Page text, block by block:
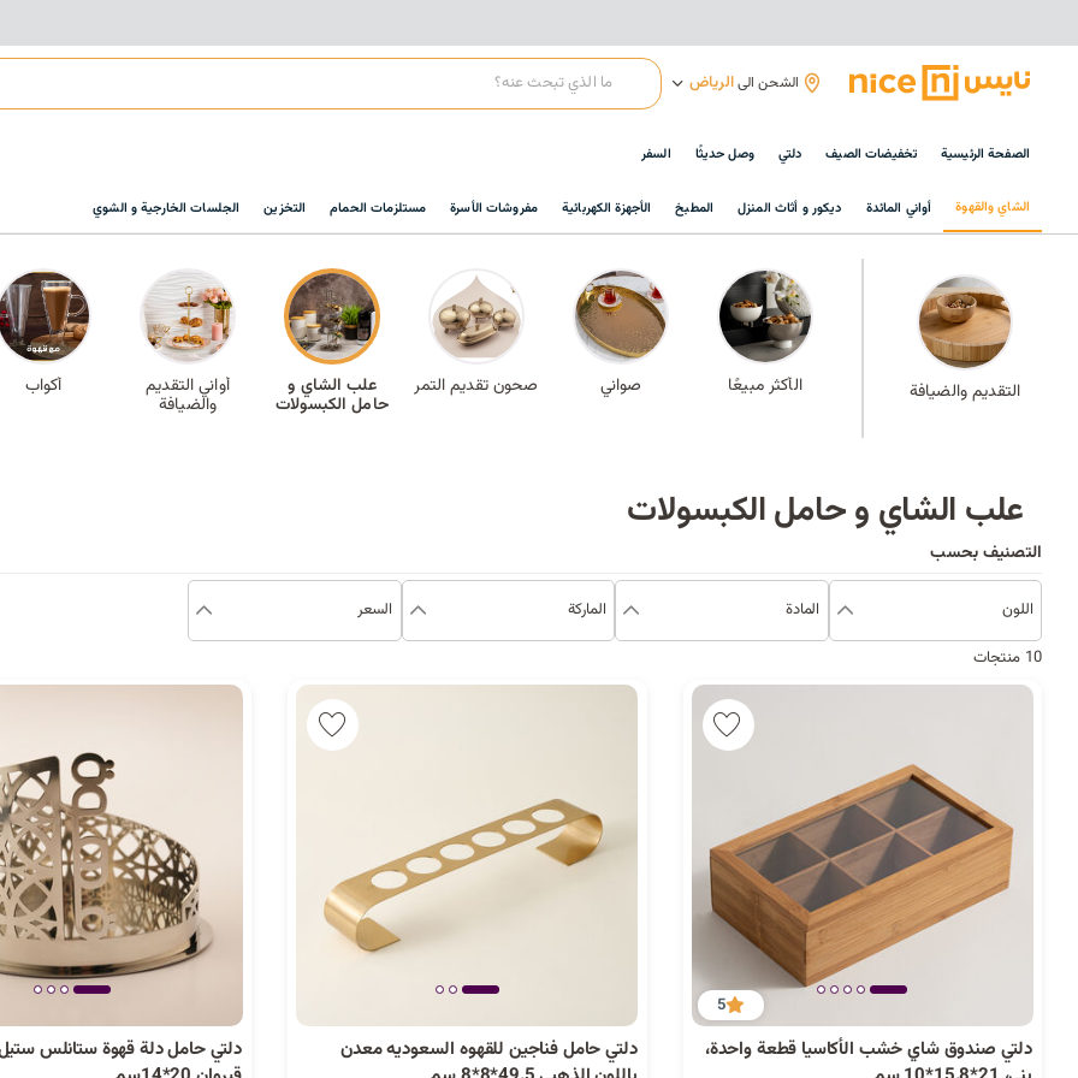
الشحن الىالرياض
الصفحة الرئيسية تخفيضات الصيف دلتي وصل حديثًا السفر
الشاي والقهوة أواني المائدة ديكور و أثاث المنزل المطبخ الأجهزة الكهربائية مفروشات الأسرة مستلزمات الحمام التخزين الجلسات الخارجية و الشوي
التقديم والضيافة الأكثر مبيعًا صواني صحون تقديم التمر علب الشاي و
حامل الكبسولات
أواني التقديم
والضيافة
أكواب
علب الشاي و حامل الكبسولات
التصنيف بحسب
اللون المادة الماركة السعر
10 منتجات
5
دلتي صندوق شاي خشب الأكاسيا قطعة واحدة،
دلتي حامل فناجين للقهوه السعوديه معدن
دلتي حامل دلة قهوة ستانلس
2 كمية متوفرة